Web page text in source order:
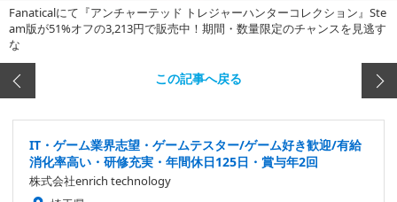
Fanaticalにて『アンチャーテッド トレジャーハンターコレクション』Ste
am版が51%オフの3,213円で販売中！期間・数量限定のチャンスを見逃す
な
この記事へ戻る
IT・ゲーム業界志望・ゲームテスター/ゲーム好き歓迎/有給
消化率高い・研修充実・年間休日125日・賞与年2回
株式会社enrich technology